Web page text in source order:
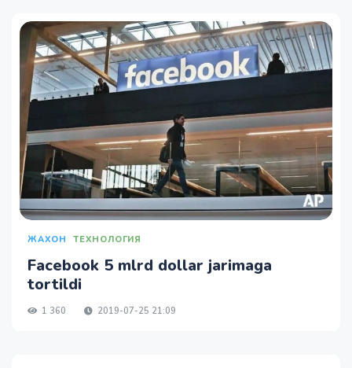
ЖАХОН ТЕХНОЛОГИЯ
Facebook 5 mlrd dollar jarimaga
tortildi
1 360 2019-07-25 21:09